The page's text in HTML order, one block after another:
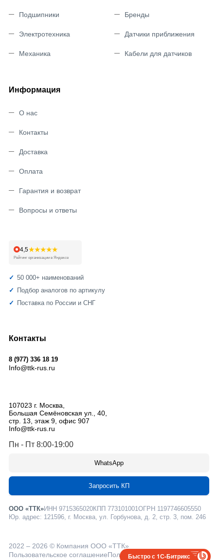
Подшипники
Электротехника
Механика
Бренды
Датчики приближения
Кабели для датчиков
Информация
О нас
Контакты
Доставка
Оплата
Гарантия и возврат
Вопросы и ответы
4,5★★★★★
Рейтинг организации в Яндексе
50 000+ наименований
Подбор аналогов по артикулу
Поставка по России и СНГ
Контакты
8 (977) 336 18 19
Info@ttk-rus.ru
107023 г. Москва,
Большая Семёновская ул., 40,
стр. 13, этаж 9, офис 907
Info@ttk-rus.ru
Пн - Пт 8:00-19:00
WhatsApp
Запросить КП
ООО «ТТК»ИНН 9715365020КПП 773101001ОГРН 1197746605550
Юр. адрес: 121596, г. Москва, ул. Горбунова, д. 2, стр. 3, пом. 246
2022 – 2026 © Компания ООО «ТТК»
Пользовательское соглашениеПолитика конфиденциальности
Быстро с 1С-Битрикс